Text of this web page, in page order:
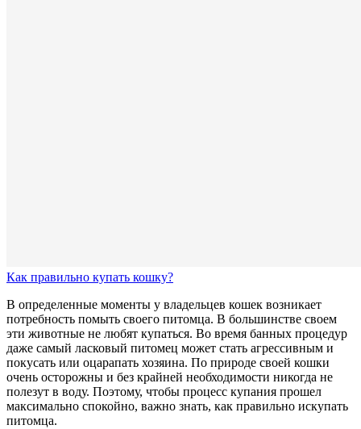
Как правильно купать кошку?
В определенные моменты у владельцев кошек возникает
потребность помыть своего питомца. В большинстве своем
эти животные не любят купаться. Во время банных процедур
даже самый ласковый питомец может стать агрессивным и
покусать или оцарапать хозяина. По природе своей кошки
очень осторожны и без крайней необходимости никогда не
полезут в воду. Поэтому, чтобы процесс купания прошел
максимально спокойно, важно знать, как правильно искупать
питомца.